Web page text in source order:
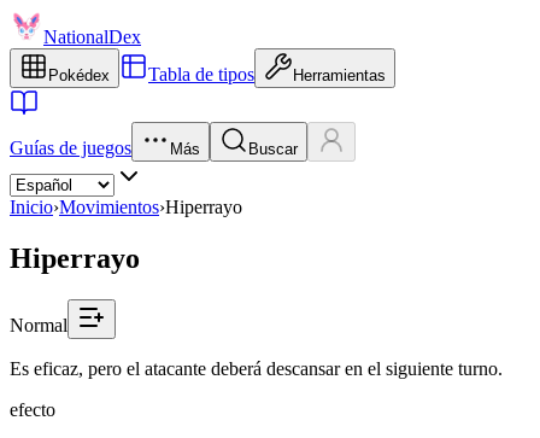
NationalDex
Pokédex Tabla de tipos Herramientas
Guías de juegos Más Buscar
Inicio›Movimientos›Hiperrayo
Hiperrayo
Normal
Es eficaz, pero el atacante deberá descansar en el siguiente turno.
efecto